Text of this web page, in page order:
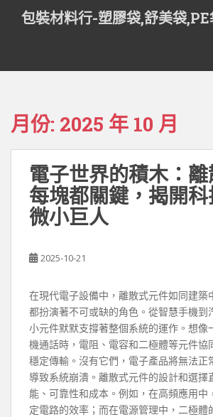
t
包裝材料行-塑膠袋,舒美袋
月份: 2025 年 10 月
電子世界的積木：
每塊都關鍵，揭開
微小巨人
2025-10-21
在現代電子設備中，離散式元件如同建築
都扮演著不可或缺的角色。從智慧手機到
小元件默默支撐著整個系統的運作。想像
機通話時，電阻、電容和二極體等元件協
穩定傳輸。沒有它們，電子產品將無法正
導致系統崩潰。離散式元件的設計和選擇
能、可靠性和成本。例如，在高頻應用中
定電路的效率；而在電源管理中，二極體